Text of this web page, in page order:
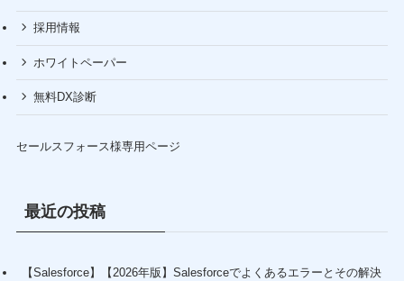
採用情報
ホワイトペーパー
無料DX診断
セールスフォース様専用ページ
最近の投稿
【Salesforce】【2026年版】Salesforceでよくあるエラーとその解決